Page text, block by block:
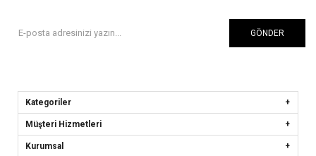
GÖNDER
Kategoriler
Müşteri Hizmetleri
Kurumsal